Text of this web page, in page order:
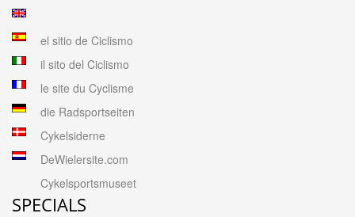
el sitio de Ciclismo
il sito del Ciclismo
le site du Cyclisme
die Radsportseiten
Cykelsiderne
DeWielersite.com
Cykelsportsmuseet
SPECIALS